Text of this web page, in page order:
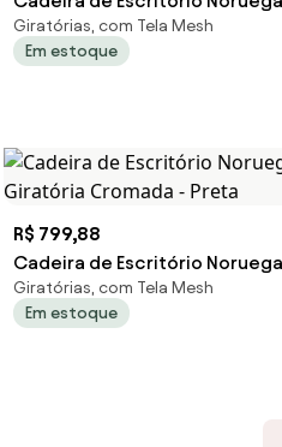
Giratória - Preto
Giratórias, com Tela Mesh
Em estoque
R$ 799,88
Cadeira de Escritório
Giratória Cromada - Preta
Giratórias, com Tela Mesh
Em estoque